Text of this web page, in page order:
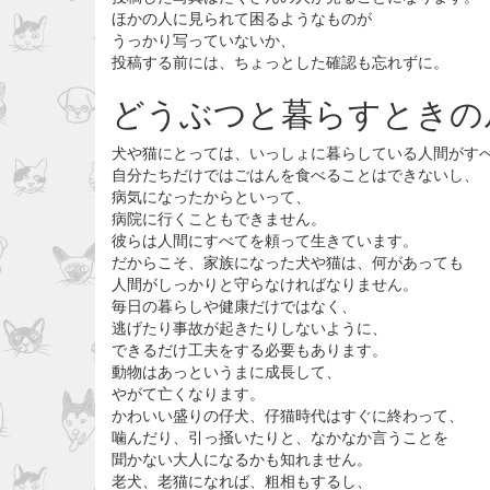
ほかの人に見られて困るようなものが
うっかり写っていないか、
投稿する前には、ちょっとした確認も忘れずに。
どうぶつと暮らすとき
犬や猫にとっては、いっしょに暮らしている人間がす
自分たちだけではごはんを食べることはできないし、
病気になったからといって、
病院に行くこともできません。
彼らは人間にすべてを頼って生きています。
だからこそ、家族になった犬や猫は、何があっても
人間がしっかりと守らなければなりません。
毎日の暮らしや健康だけではなく、
逃げたり事故が起きたりしないように、
できるだけ工夫をする必要もあります。
動物はあっというまに成長して、
やがて亡くなります。
かわいい盛りの仔犬、仔猫時代はすぐに終わって、
噛んだり、引っ掻いたりと、なかなか言うことを
聞かない大人になるかも知れません。
老犬、老猫になれば、粗相もするし、